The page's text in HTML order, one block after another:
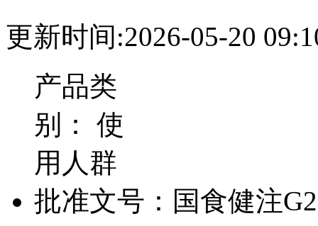
更新时间:2026-05-20
产品类
别： 使
用人群
批准文号： 国食健注